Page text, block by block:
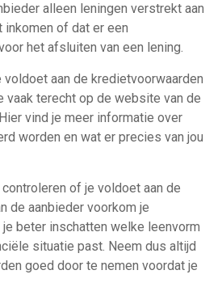
alleen leningen verstrekt aan
of dat er een
het afsluiten van een lening.
aan de kredietvoorwaarden
vaak terecht op de website van de
vind je meer informatie over
worden en wat er precies van jou
of je voldoet aan de
de aanbieder voorkom je
beter inschatten welke leenvorm
situatie past. Neem dus altijd
goed door te nemen voordat je